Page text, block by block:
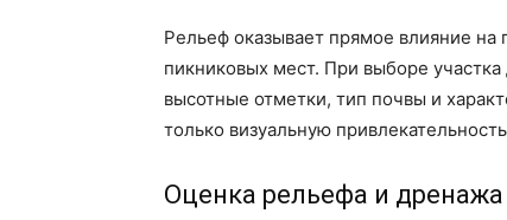
Рельеф оказывает прямое влияние на
пикниковых мест. При выборе участка
высотные отметки, тип почвы и
только визуальную
Оценка рельефа и дренажа